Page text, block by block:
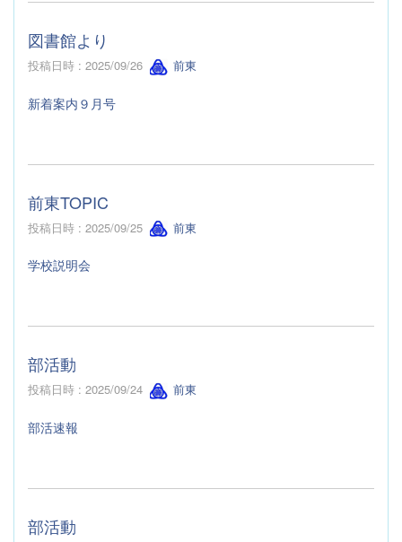
図書館より
投稿日時 : 2025/09/26 前東
新着案内９月号
前東TOPIC
投稿日時 : 2025/09/25 前東
学校説明会
部活動
投稿日時 : 2025/09/24 前東
部活速報
部活動